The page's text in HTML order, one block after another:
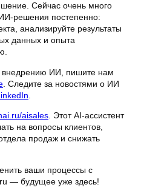
Сейчас очень много
решения постепенно:
анализируйте результаты
данных и опыта
внедрению ИИ, пишите нам
. Следите за новостями о ИИ
aisales . Этот AI-ассистент
на вопросы клиентов,
продаж и снижать
ваши процессы с
— будущее уже здесь!